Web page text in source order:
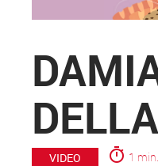
VIDEO timer 1 min.